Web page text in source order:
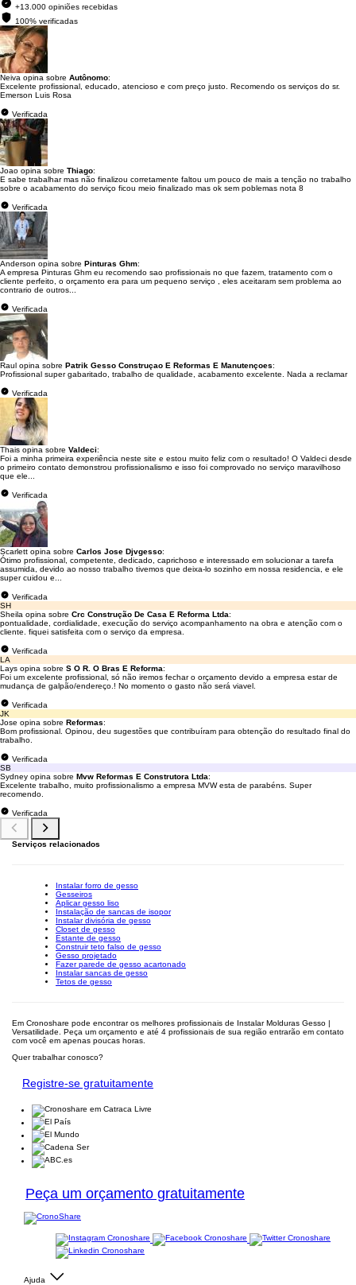
+13.000 opiniões recebidas
100% verificadas
Neiva opina sobre Autônomo:
Excelente profissional, educado, atencioso e com preço justo. Recomendo os serviços do sr.
Emerson Luis Rosa
Verificada
Joao opina sobre Thiago:
E sabe trabalhar mas não finalizou corretamente faltou um pouco de mais a tenção no trabalho
sobre o acabamento do serviço ficou meio finalizado mas ok sem poblemas nota 8
Verificada
Anderson opina sobre Pinturas Ghm:
A empresa Pinturas Ghm eu recomendo sao profissionais no que fazem, tratamento com o
cliente perfeito, o orçamento era para um pequeno serviço , eles aceitaram sem problema ao
contrario de outros...
Verificada
Raul opina sobre Patrik Gesso Construçao E Reformas E Manutençoes:
Profissional super gabaritado, trabalho de qualidade, acabamento excelente. Nada a reclamar
Verificada
Thais opina sobre Valdeci:
Foi a minha primeira experiência neste site e estou muito feliz com o resultado! O Valdeci desde
o primeiro contato demonstrou profissionalismo e isso foi comprovado no serviço maravilhoso
que ele...
Verificada
Scarlett opina sobre Carlos Jose Djvgesso:
Ótimo profissional, competente, dedicado, caprichoso e interessado em solucionar a tarefa
assumida, devido ao nosso trabalho tivemos que deixa-lo sozinho em nossa residencia, e ele
super cuidou e...
Verificada
SH
Sheila opina sobre Crc Construção De Casa E Reforma Ltda:
pontualidade, cordialidade, execução do serviço acompanhamento na obra e atenção com o
cliente. fiquei satisfeita com o serviço da empresa.
Verificada
LA
Lays opina sobre S O R. O Bras E Reforma:
Foi um excelente profissional, só não iremos fechar o orçamento devido a empresa estar de
mudança de galpão/endereço.! No momento o gasto não será viavel.
Verificada
JK
Jose opina sobre Reformas:
Bom profissional. Opinou, deu sugestões que contribuíram para obtenção do resultado final do
trabalho.
Verificada
SB
Sydney opina sobre Mvw Reformas E Construtora Ltda:
Excelente trabalho, muito profissionalismo a empresa MVW esta de parabéns. Super
recomendo.
Verificada
Serviços relacionados
Instalar forro de gesso
Gesseiros
Aplicar gesso liso
Instalação de sancas de isopor
Instalar divisória de gesso
Closet de gesso
Estante de gesso
Construir teto falso de gesso
Gesso projetado
Fazer parede de gesso acartonado
Instalar sancas de gesso
Tetos de gesso
Em Cronoshare pode encontrar os melhores profissionais de Instalar Molduras Gesso |
Versatilidade. Peça um orçamento e até 4 profissionais de sua região entrarão em contato
com você em apenas poucas horas.
Quer trabalhar conosco?
Registre-se gratuitamente
Peça um orçamento gratuitamente
Ajuda